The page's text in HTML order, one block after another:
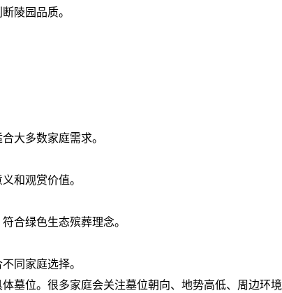
陵园品质。
大多数家庭需求。
和观赏价值。
合绿色生态殡葬理念。
同家庭选择。
墓位。很多家庭会关注墓位朝向、地势高低、周边环